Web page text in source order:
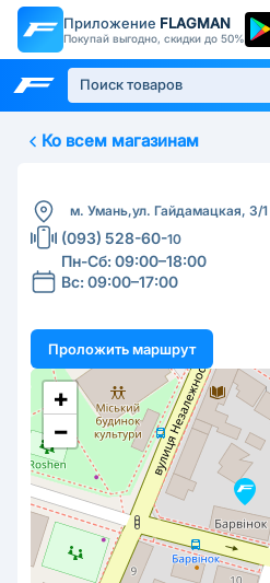
Приложение FLAGMAN
Покупай выгодно, скидки до 50%
Ко всем магазинам
м. Умань,ул. Гайдамацкая, 3/1
(093) 528-60-10
Пн-Сб: 09:00–18:00
Вс: 09:00–17:00
Проложить маршрут
+
−